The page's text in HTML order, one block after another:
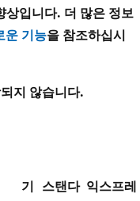
입니다. 더 많은 정보
기능을 참조하십시
지 않습니다.
기 스탠다 익스프레